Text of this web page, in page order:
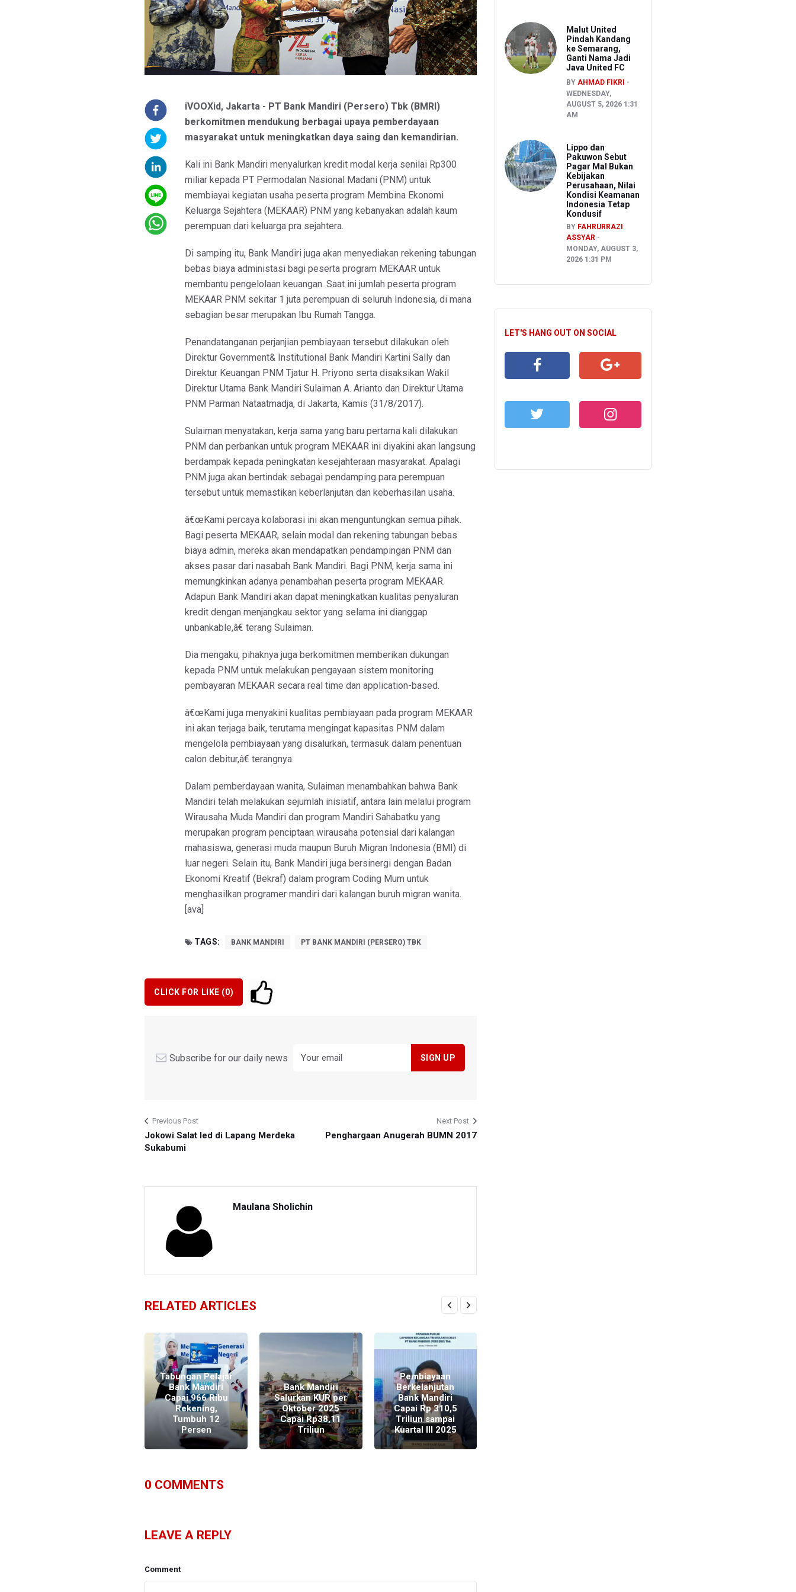
iVOOXid, Jakarta - PT Bank Mandiri (Persero) Tbk (BMRI)
berkomitmen mendukung berbagai upaya pemberdayaan
masyarakat untuk meningkatkan daya saing dan kemandirian.
Kali ini Bank Mandiri menyalurkan kredit modal kerja senilai Rp300
miliar kepada PT Permodalan Nasional Madani (PNM) untuk
membiayai kegiatan usaha peserta program Membina Ekonomi
Keluarga Sejahtera (MEKAAR) PNM yang kebanyakan adalah kaum
perempuan dari keluarga pra sejahtera.
Di samping itu, Bank Mandiri juga akan menyediakan rekening tabungan
bebas biaya administasi bagi peserta program MEKAAR untuk
membantu pengelolaan keuangan. Saat ini jumlah peserta program
MEKAAR PNM sekitar 1 juta perempuan di seluruh Indonesia, di mana
sebagian besar merupakan Ibu Rumah Tangga.
Penandatanganan perjanjian pembiayaan tersebut dilakukan oleh
Direktur Government& Institutional Bank Mandiri Kartini Sally dan
Direktur Keuangan PNM Tjatur H. Priyono serta disaksikan Wakil
Direktur Utama Bank Mandiri Sulaiman A. Arianto dan Direktur Utama
PNM Parman Nataatmadja, di Jakarta, Kamis (31/8/2017).
Sulaiman menyatakan, kerja sama yang baru pertama kali dilakukan
PNM dan perbankan untuk program MEKAAR ini diyakini akan langsung
berdampak kepada peningkatan kesejahteraan masyarakat. Apalagi
PNM juga akan bertindak sebagai pendamping para perempuan
tersebut untuk memastikan keberlanjutan dan keberhasilan usaha.
â€œKami percaya kolaborasi ini akan menguntungkan semua pihak.
Bagi peserta MEKAAR, selain modal dan rekening tabungan bebas
biaya admin, mereka akan mendapatkan pendampingan PNM dan
akses pasar dari nasabah Bank Mandiri. Bagi PNM, kerja sama ini
memungkinkan adanya penambahan peserta program MEKAAR.
Adapun Bank Mandiri akan dapat meningkatkan kualitas penyaluran
kredit dengan menjangkau sektor yang selama ini dianggap
unbankable,â€ terang Sulaiman.
Dia mengaku, pihaknya juga berkomitmen memberikan dukungan
kepada PNM untuk melakukan pengayaan sistem monitoring
pembayaran MEKAAR secara real time dan application-based.
â€œKami juga menyakini kualitas pembiayaan pada program MEKAAR
ini akan terjaga baik, terutama mengingat kapasitas PNM dalam
mengelola pembiayaan yang disalurkan, termasuk dalam penentuan
calon debitur,â€ terangnya.
Dalam pemberdayaan wanita, Sulaiman menambahkan bahwa Bank
Mandiri telah melakukan sejumlah inisiatif, antara lain melalui program
Wirausaha Muda Mandiri dan program Mandiri Sahabatku yang
merupakan program penciptaan wirausaha potensial dari kalangan
mahasiswa, generasi muda maupun Buruh Migran Indonesia (BMI) di
luar negeri. Selain itu, Bank Mandiri juga bersinergi dengan Badan
Ekonomi Kreatif (Bekraf) dalam program Coding Mum untuk
menghasilkan programer mandiri dari kalangan buruh migran wanita.
[ava]
TAGS: BANK MANDIRI PT BANK MANDIRI (PERSERO) TBK
CLICK FOR LIKE (0)
Subscribe for our daily news
Previous Post
Jokowi Salat Ied di Lapang Merdeka
Sukabumi
Next Post
Penghargaan Anugerah BUMN 2017
Maulana Sholichin
RELATED ARTICLES
Tabungan Pelajar
Bank Mandiri
Capai 966 Ribu
Rekening,
Tumbuh 12
Persen
Bank Mandiri
Salurkan KUR per
Oktober 2025
Capai Rp38,11
Triliun
Pembiayaan
Berkelanjutan
Bank Mandiri
Capai Rp 310,5
Triliun sampai
Kuartal III 2025
0 COMMENTS
LEAVE A REPLY
Comment
Malut United
Pindah Kandang
ke Semarang,
Ganti Nama Jadi
Java United FC
BY AHMAD FIKRI
WEDNESDAY,
AUGUST 5, 2026 1:31
AM
Lippo dan
Pakuwon Sebut
Pagar Mal Bukan
Kebijakan
Perusahaan, Nilai
Kondisi Keamanan
Indonesia Tetap
Kondusif
BY FAHRURRAZI
ASSYAR
MONDAY, AUGUST 3,
2026 1:31 PM
LET'S HANG OUT ON SOCIAL